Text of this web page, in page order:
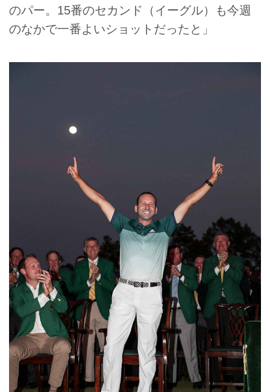
のパー。15番のセカンド（イーグル）も今週
のなかで一番よいショットだったと」